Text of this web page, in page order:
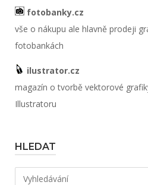
fotobanky.cz
vše o nákupu ale hlavně prodeji
fotobankách
ilustrator.cz
magazín o tvorbě vektorové
Illustratoru
HLEDAT
Hledat: